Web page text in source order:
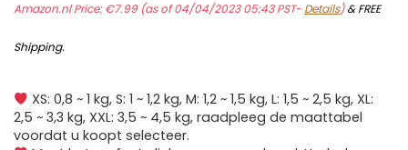
Amazon.nl Price:€7.99(as of 04/04/2023 05:43 PST- Details)&FREE
Shipping.
XS: 0,8 ~ 1 kg, S: 1 ~ 1,2 kg, M: 1,2 ~ 1,5 kg, L: 1,5 ~ 2,5 kg, XL:
2,5 ~ 3,3 kg, XXL: 3,5 ~ 4,5 kg, raadpleeg de maattabel
voordat u koopt selecteer.